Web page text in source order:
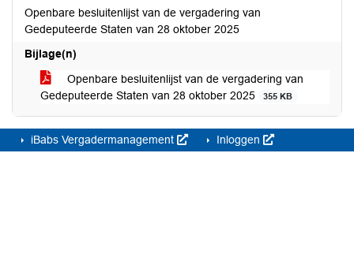
Openbare besluitenlijst van de vergadering van
Gedeputeerde Staten van 28 oktober 2025
Bijlage(n)
Openbare besluitenlijst van de vergadering van
Gedeputeerde Staten van 28 oktober 2025
355 KB
iBabs Vergadermanagement Inloggen